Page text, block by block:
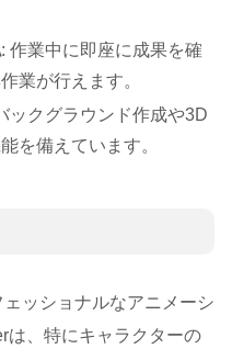
: 作業中に即座に成果を確
業が行えます。
ックグラウンド作成や3D
を備えています。
ッショナルなアニメーシ
は、特にキャラクターの